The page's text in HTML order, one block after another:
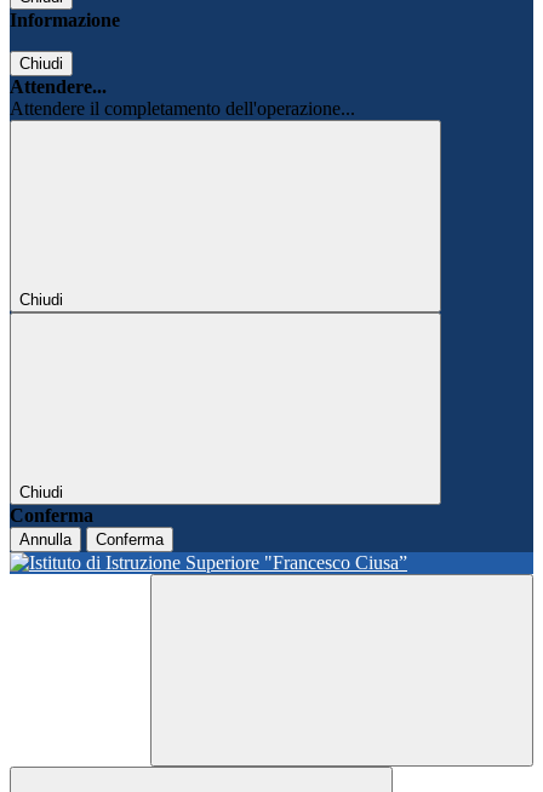
Informazione
Chiudi
Attendere...
Attendere il completamento dell'operazione...
Chiudi
Chiudi
Conferma
Annulla Conferma